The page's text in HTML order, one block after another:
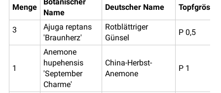
Menge
Name
Deutscher Name Topfgrösse
3
Ajuga reptans
'Braunherz'
Rotblättriger
Günsel
P 0,5
1
Anemone
hupehensis
'September
Charme'
China-Herbst-
Anemone
P 1